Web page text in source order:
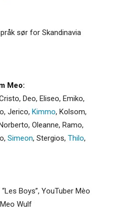
sør for Skandinavia
Meo:
, Deo, Eliseo, Emiko,
, Jerico, Kimmo, Kolsom,
, Oleanne, Ramo,
, Simeon, Stergios, Thilo,
Boys”, YouTuber Mèo
Wulf